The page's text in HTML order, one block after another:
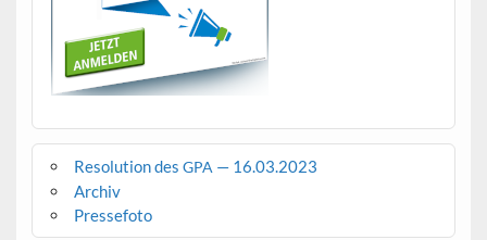
Resolution des GPA — 16.03.2023
Archiv
Pressefoto